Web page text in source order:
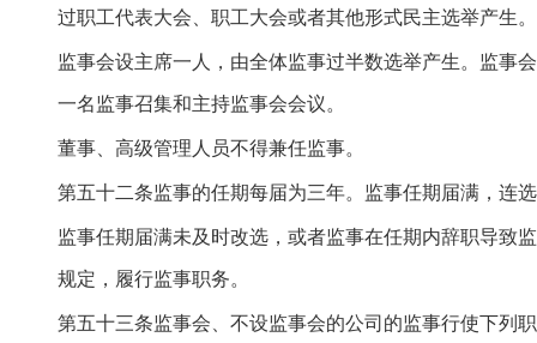
过职工代表大会、职工大会或者其他形式民主选举产生。
监事会设主席一人，由全体监事过半数选举产生。监事
一名监事召集和主持监事会会议。
董事、高级管理人员不得兼任监事。
第五十二条监事的任期每届为三年。监事任期届满，连
监事任期届满未及时改选，或者监事在任期内辞职导致
规定，履行监事职务。
第五十三条监事会、不设监事会的公司的监事行使下列